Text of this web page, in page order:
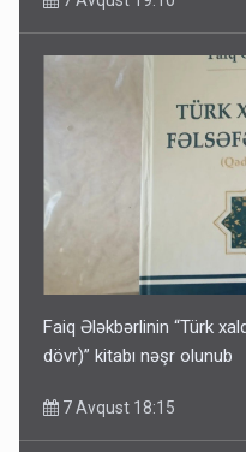
Faiq Ələkbərlinin “Türk
dövr)” kitabı nəşr olunub
7 Avqust 18:15